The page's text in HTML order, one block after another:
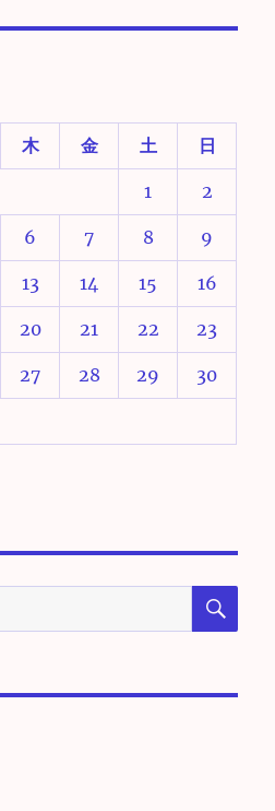
木 金 土 日
1 2
6 7 8 9
13 14 15 16
20 21 22 23
27 28 29 30
検